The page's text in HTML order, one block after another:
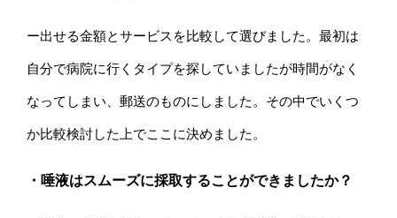
ー出せる金額とサービスを比較して選びました。最初は
自分で病院に行くタイプを探していましたが時間がなく
なってしまい、郵送のものにしました。その中でいくつ
か比較検討した上でここに決めました。
・唾液はスムーズに採取することができましたか？